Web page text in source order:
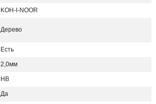
KOH-I-NOOR
Дерево
Есть
2,0мм
НВ
Да